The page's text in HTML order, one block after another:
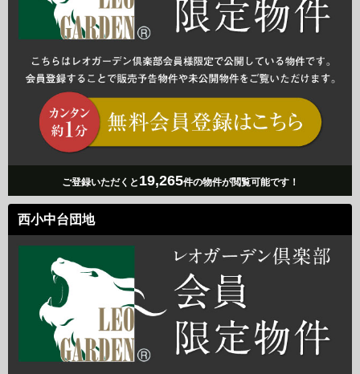
ご登録いただくと 19,265件の物件が閲覧可能です！
西小中台団地